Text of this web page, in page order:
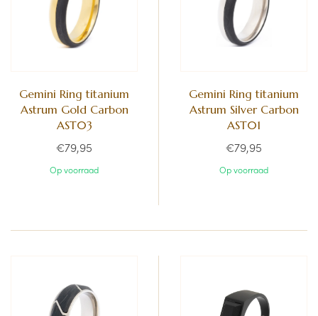
Gemini Ring titanium
Astrum Gold Carbon
AST03
€79,95
Op voorraad
Gemini Ring titanium
Astrum Silver Carbon
AST01
€79,95
Op voorraad